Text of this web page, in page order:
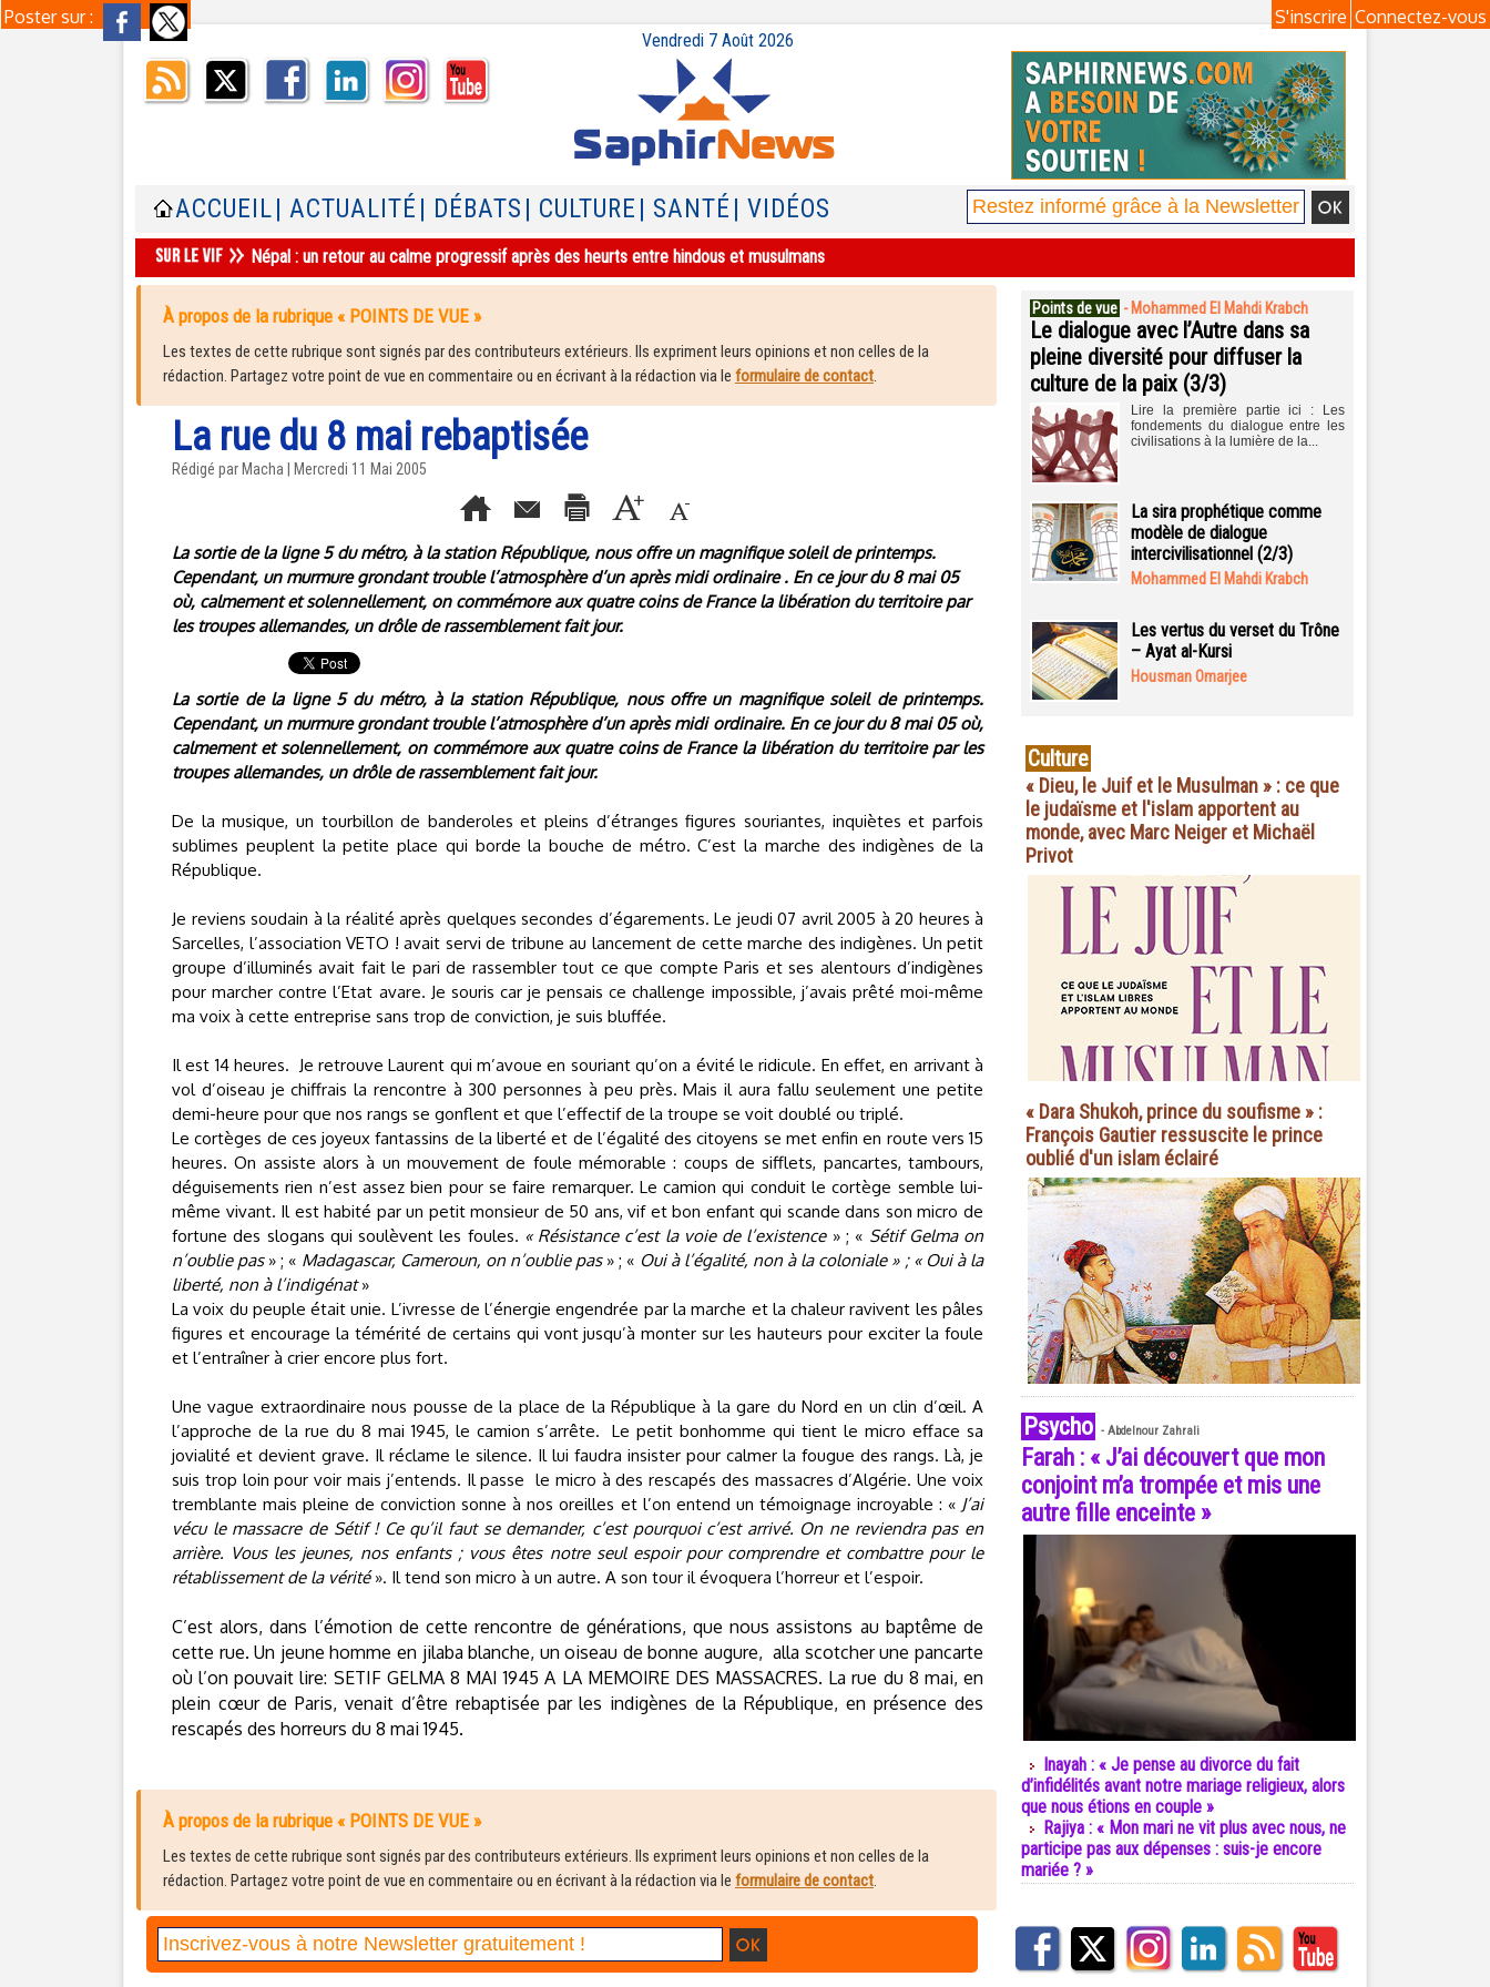
Poster sur : Connectez-vous
S'inscrire
Vendredi 7 Août 2026
ACCUEIL | ACTUALITÉ | DÉBATS | CULTURE | SANTÉ | VIDÉOS
Népal : un retour au calme progressif après des heurts entre hindous et musulmans
À propos de la rubrique « POINTS DE VUE »
Les textes de cette rubrique sont signés par des contributeurs extérieurs. Ils expriment leurs opinions et non celles de la
rédaction. Partagez votre point de vue en commentaire ou en écrivant à la rédaction via le formulaire de contact.
La rue du 8 mai rebaptisée
Rédigé par Macha | Mercredi 11 Mai 2005
La sortie de la ligne 5 du métro, à la station République, nous offre un magnifique soleil de printemps.
Cependant, un murmure grondant trouble l’atmosphère d’un après midi ordinaire . En ce jour du 8 mai 05
où, calmement et solennellement, on commémore aux quatre coins de France la libération du territoire par
les troupes allemandes, un drôle de rassemblement fait jour.
La sortie de la ligne 5 du métro, à la station République, nous offre un magnifique soleil de printemps.
Cependant, un murmure grondant trouble l’atmosphère d’un après midi ordinaire. En ce jour du 8 mai 05 où,
calmement et solennellement, on commémore aux quatre coins de France la libération du territoire par les
troupes allemandes, un drôle de rassemblement fait jour.
De la musique, un tourbillon de banderoles et pleins d’étranges figures souriantes, inquiètes et parfois
sublimes peuplent la petite place qui borde la bouche de métro. C’est la marche des indigènes de la
République.
Je reviens soudain à la réalité après quelques secondes d’égarements. Le jeudi 07 avril 2005 à 20 heures à
Sarcelles, l’association VETO ! avait servi de tribune au lancement de cette marche des indigènes. Un petit
groupe d’illuminés avait fait le pari de rassembler tout ce que compte Paris et ses alentours d’indigènes
pour marcher contre l’Etat avare. Je souris car je pensais ce challenge impossible, j’avais prêté moi-même
ma voix à cette entreprise sans trop de conviction, je suis bluffée.
Il est 14 heures. Je retrouve Laurent qui m’avoue en souriant qu’on a évité le ridicule. En effet, en arrivant à
vol d’oiseau je chiffrais la rencontre à 300 personnes à peu près. Mais il aura fallu seulement une petite
demi-heure pour que nos rangs se gonflent et que l’effectif de la troupe se voit doublé ou triplé.
Le cortèges de ces joyeux fantassins de la liberté et de l’égalité des citoyens se met enfin en route vers 15
heures. On assiste alors à un mouvement de foule mémorable : coups de sifflets, pancartes, tambours,
déguisements rien n’est assez bien pour se faire remarquer. Le camion qui conduit le cortège semble lui-
même vivant. Il est habité par un petit monsieur de 50 ans, vif et bon enfant qui scande dans son micro de
fortune des slogans qui soulèvent les foules. « Résistance c’est la voie de l’existence» ; « Sétif Gelma on
n’oublie pas» ; « Madagascar, Cameroun, on n’oublie pas» ; « Oui à l’égalité, non à la coloniale » ; « Oui à la
liberté, non à l’indigénat»
La voix du peuple était unie. L’ivresse de l’énergie engendrée par la marche et la chaleur ravivent les pâles
figures et encourage la témérité de certains qui vont jusqu’à monter sur les hauteurs pour exciter la foule
et l’entraîner à crier encore plus fort.
Une vague extraordinaire nous pousse de la place de la République à la gare du Nord en un clin d’œil. A
l’approche de la rue du 8 mai 1945, le camion s’arrête.
Le petit bonhomme qui tient le micro efface sa
jovialité et devient grave. Il réclame le silence. Il lui faudra insister pour calmer la fougue des rangs. Là, je
suis trop loin pour voir mais j’entends. Il passe le micro à des rescapés des massacres d’Algérie. Une voix
tremblante mais pleine de conviction sonne à nos oreilles et l’on entend un témoignage incroyable : « J’ai
vécu le massacre de Sétif ! Ce qu’il faut se demander, c’est pourquoi c’est arrivé. On ne reviendra pas en
arrière. Vous les jeunes, nos enfants ; vous êtes notre seul espoir pour comprendre et combattre pour le
rétablissement de la vérité». Il tend son micro à un autre. A son tour il évoquera l’horreur et l’espoir.
C’est alors, dans l’émotion de cette rencontre de générations, que nous assistons au baptême de
cette rue. Un jeune homme en jilaba blanche, un oiseau de bonne augure, alla scotcher une pancarte
où l’on pouvait lire: SETIF GELMA 8 MAI 1945 A LA MEMOIRE DES MASSACRES. La rue du 8 mai, en
plein cœur de Paris, venait d’être rebaptisée par les indigènes de la République, en présence des
rescapés des horreurs du 8 mai 1945.
À propos de la rubrique « POINTS DE VUE »
Les textes de cette rubrique sont signés par des contributeurs extérieurs. Ils expriment leurs opinions et non celles de la
rédaction. Partagez votre point de vue en commentaire ou en écrivant à la rédaction via le formulaire de contact.
Points de vue - Mohammed El Mahdi Krabch
Le dialogue avec l’Autre dans sa
pleine diversité pour diffuser la
culture de la paix (3/3)
Lire la première partie ici : Les
fondements du dialogue entre les
civilisations à la lumière de la...
La sira prophétique comme
modèle de dialogue
intercivilisationnel (2/3)
Mohammed El Mahdi Krabch
Les vertus du verset du Trône
– Ayat al-Kursi
Housman Omarjee
Culture
« Dieu, le Juif et le Musulman » : ce que
le judaïsme et l'islam apportent au
monde, avec Marc Neiger et Michaël
Privot
« Dara Shukoh, prince du soufisme » :
François Gautier ressuscite le prince
oublié d'un islam éclairé
Psycho - Abdelnour Zahrali
Farah : « J’ai découvert que mon
conjoint m’a trompée et mis une
autre fille enceinte »
Inayah : « Je pense au divorce du fait
d’infidélités avant notre mariage religieux, alors
que nous étions en couple »
Rajiya : « Mon mari ne vit plus avec nous, ne
participe pas aux dépenses : suis-je encore
mariée ? »